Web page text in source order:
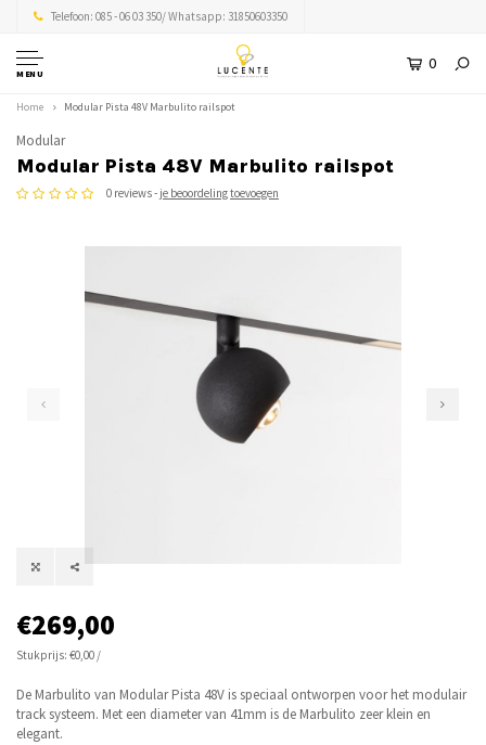
Telefoon: 085 - 06 03 350/ Whatsapp: 31850603350
MENU
0
Home Modular Pista 48V Marbulito railspot
Modular
Modular Pista 48V Marbulito railspot
0 reviews - je beoordeling toevoegen
€269,00
Stukprijs: €0,00 /
De Marbulito van Modular Pista 48V is speciaal ontworpen voor het modulair
track systeem. Met een diameter van 41mm is de Marbulito zeer klein en
elegant.